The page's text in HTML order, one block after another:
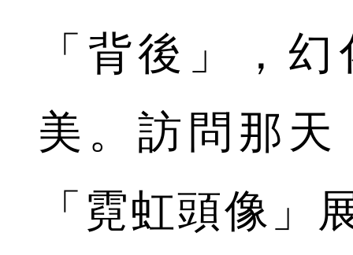
「背後」，
美。訪問那
「霓虹頭像」